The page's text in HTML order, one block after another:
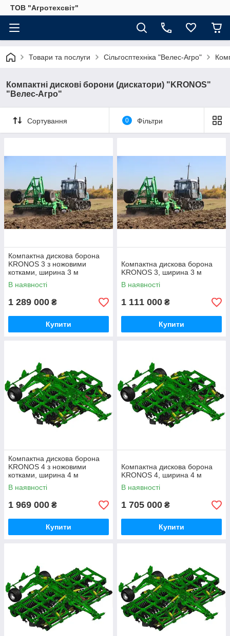
ТОВ "Агротехсвіт"
Товари та послуги Сільгосптехніка "Велес-Агро"
Компактні дискові борони (дискатори) "KRONOS"
"Велес-Агро"
Сортування 0 Фільтри
Компактна дискова борона
KRONOS 3 з ножовими
котками, ширина 3 м
В наявності
1 289 000 ₴
Купити
Компактна дискова борона
KRONOS 3, ширина 3 м
В наявності
1 111 000 ₴
Купити
Компактна дискова борона
KRONOS 4 з ножовими
котками, ширина 4 м
В наявності
1 969 000 ₴
Купити
Компактна дискова борона
KRONOS 4, ширина 4 м
В наявності
1 705 000 ₴
Купити